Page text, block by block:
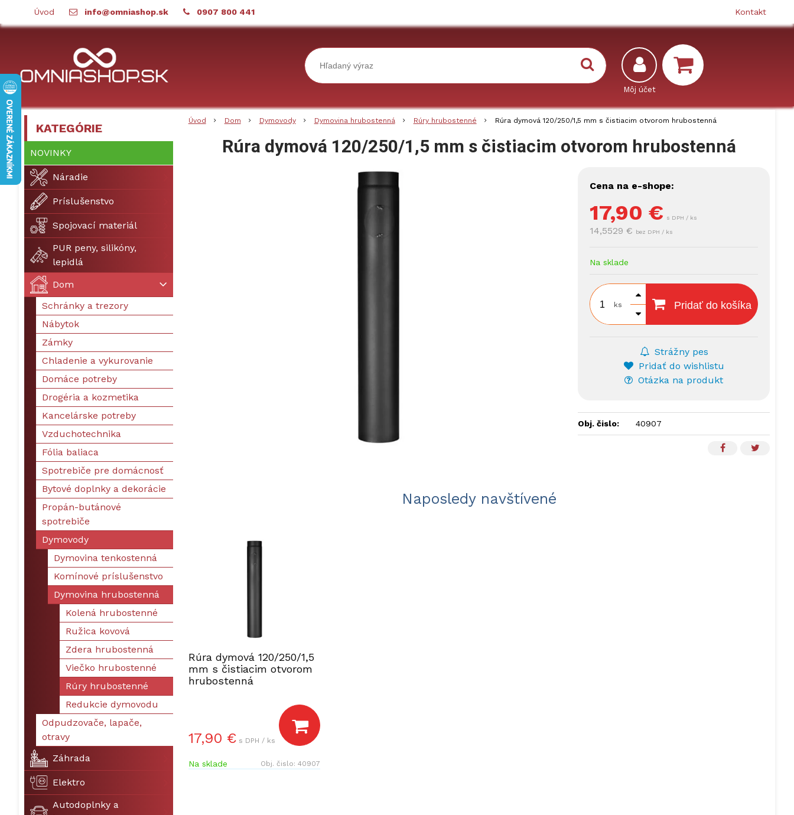
Úvod info@omniashop.sk 0907 800 441 Kontakt
Úvod Dom Dymovody Dymovina hrubostenná Rúry hrubostenné Rúra dymová 120/250/1,5 mm s čistiacim otvorom hrubostenná
Rúra dymová 120/250/1,5 mm s čistiacim otvorom hrubostenná
Cena na e-shope:
17,90 € s DPH / ks
14,5529 € bez DPH / ks
Na sklade
ks Pridať do košíka
Strážny pes
Pridať do wishlistu
Otázka na produkt
Obj. čislo: 40907
Naposledy navštívené
Rúra dymová 120/250/1,5
mm s čistiacim otvorom
hrubostenná
17,90 € s DPH / ks
Na sklade Obj. čislo:40907
KATEGÓRIE
NOVINKY
Náradie
Príslušenstvo
Spojovací materiál
PUR peny, silikóny,
lepidlá
Dom
Schránky a trezory
Nábytok
Zámky
Chladenie a vykurovanie
Domáce potreby
Drogéria a kozmetika
Kancelárske potreby
Vzduchotechnika
Fólia baliaca
Spotrebiče pre domácnosť
Bytové doplnky a dekorácie
Propán-butánové
spotrebiče
Dymovody
Dymovina tenkostenná
Komínové príslušenstvo
Dymovina hrubostenná
Kolená hrubostenné
Ružica kovová
Zdera hrubostenná
Viečko hrubostenné
Rúry hrubostenné
Redukcie dymovodu
Odpudzovače, lapače,
otravy
Záhrada
Elektro
Autodoplnky a